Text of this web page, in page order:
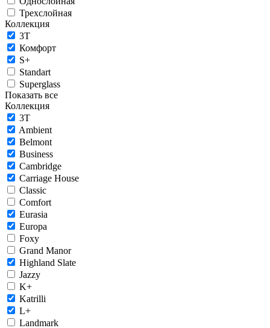
Трехслойная
Коллекция
3T
Комфорт
S+
Standart
Superglass
Показать все
Коллекция
3T
Ambient
Belmont
Business
Cambridge
Carriage House
Classic
Comfort
Eurasia
Europa
Foxy
Grand Manor
Highland Slate
Jazzy
K+
Katrilli
L+
Landmark